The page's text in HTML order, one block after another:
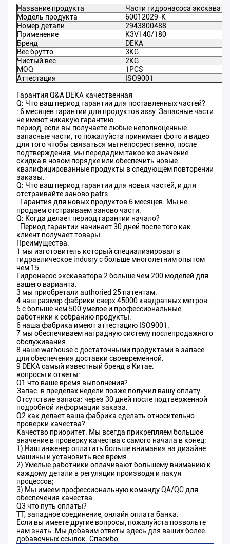
Название продукта
Части гидронасоса
Модель продукта
60012029-K
Номер детали
2943800488
Применение
K3V140/180
Бренд
DEKA
Вес брутто
3KG
Чистый вес
2KG
MOQ
1PCS
Аттестация
ISO9001
Гарантия Q&A DEKA качественная
Q: Что ваш период гарантии для поставленных частей?
: 6 месяцев гарантии для продуктов assy. Запасные части
не имеют никакую гарантию
период, если вы получаете любые неполноценные
запасные части, то пожалуйста принимает фото и видео
для того чтобы связаться мы непосрественно, после
подтверждения, мы передадим такое же значение
скидка в новом порядке или обеспечить новые
квалифицированные продукты в следующем повторении
заказы.
Q: Что ваш период гарантии для новых частей, и для
отстраивайте заново patrs
: Гарантия для новых продуктов 6 месяцев. Мы не
продаем отстраиваем заново части.
Q: Когда делает период гарантии начало?
: Период гарантии начинает 30 дней после того как
клиент получает товары.
Преимущества:
1 мы изготовитель который специализировал в
гидравлическое indusry с больше многолетним опытом
чем 15.
Гидронасос экскаватора 2 больше чем 200 моделей для
вашего варианта.
3 мы приобретали authoried 25 патентам.
4 наш размер фабрики сверх 45000 квадратных метров.
5 с больше чем 500 умелое и профессиональные
работники к собранию продукты.
6 наша фабрика имеют аттестацию ISO9001.
7 мы обеспечиваем наградную систему послепродажного
обслуживания.
8 наше warhouse с достаточными продуктами в запасе
для обеспечения доставки своевременной.
9 DEKA самый известный бренд в Китае.
вопросы и ответы:
Q1 что ваше время выполнения?
Запас: в пределах недели позже получил вашу оплату.
Отсутствие запаса: через 30 дней после подтверженной
подробной информации заказа.
Q2 как делает ваша фабрика сделать относительно
проверки качества?
Качество приоритет. Мы всегда прикрепляем большое
значение в проверку качества с самого начала в конец:
1) Наш инженер оплатить больше внимания на дизайне
машины и установить все время.
2) Умелые работники оплачивают большему вниманию к
каждому детали в регуляции производя и пакуя
процессов;
3) Мы имеем профессиональную команду QA/QC для
обеспечения качества.
Q3 что путь оплаты?
TT, западное соединение, онлайн оплата банка.
Если вы имеете другие вопросы, пожалуйста позвольте
нам знать. Мы добавим ответы здесь для ваших более
добавочных ссылок. Спасибо.